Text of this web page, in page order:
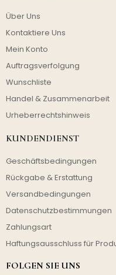
Über Uns
Kontaktiere Uns
Mein Konto
Auftragsverfolgung
Wunschliste
Handel & Zusammenarbeit
Urheberrechtshinweis
KUNDENDIENST
Geschäftsbedingungen
Rückgabe & Erstattung
Versandbedingungen
Datenschutzbestimmungen
Zahlungsart
Haftungsausschluss für
FOLGEN SIE UNS